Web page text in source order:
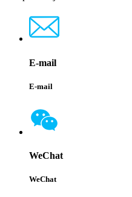
E-mail
E-mail
WeChat
WeChat